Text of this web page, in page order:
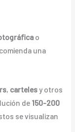
o
una
, cartelesy otros
de 150-200
se visualizan